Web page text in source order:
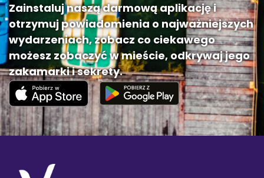
Zainstaluj naszą darmową aplikację i
otrzymuj powiadomienia o najważniejszych
wydarzeniach, zobacz co ciekawego
możesz zobaczyć w mieście, odkrywaj jego
zakamarki i sekrety.